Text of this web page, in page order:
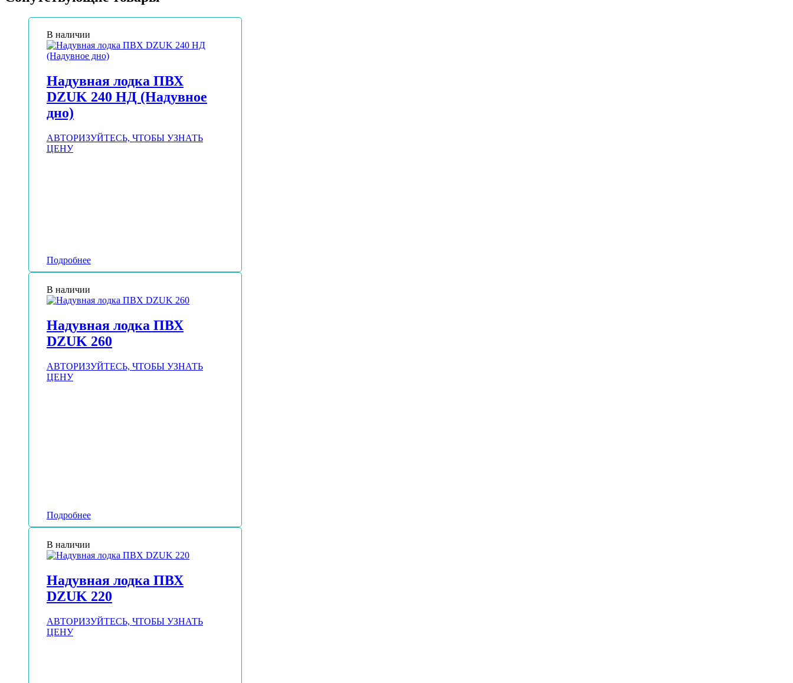
В наличии
Надувная лодка ПВХ
DZUK 240 НД (Надувное
дно)
АВТОРИЗУЙТЕСЬ, ЧТОБЫ УЗНАТЬ
ЦЕНУ
Подробнее
В наличии
Надувная лодка ПВХ
DZUK 260
АВТОРИЗУЙТЕСЬ, ЧТОБЫ УЗНАТЬ
ЦЕНУ
Подробнее
В наличии
Надувная лодка ПВХ
DZUK 220
АВТОРИЗУЙТЕСЬ, ЧТОБЫ УЗНАТЬ
ЦЕНУ